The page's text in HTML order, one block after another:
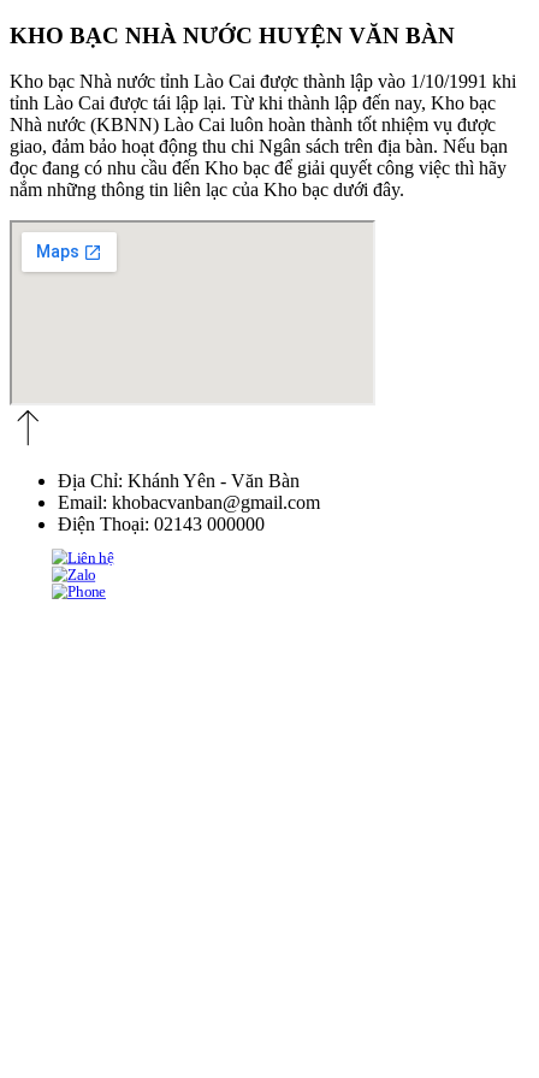
KHO BẠC NHÀ NƯỚC HUYỆN VĂN BÀN​
Kho bạc Nhà nước tỉnh Lào Cai được thành lập vào 1/10/1991 khi
tỉnh Lào Cai được tái lập lại. Từ khi thành lập đến nay, Kho bạc
Nhà nước (KBNN) Lào Cai luôn hoàn thành tốt nhiệm vụ được
giao, đảm bảo hoạt động thu chi Ngân sách trên địa bàn. Nếu bạn
đọc đang có nhu cầu đến Kho bạc để giải quyết công việc thì hãy
nắm những thông tin liên lạc của Kho bạc dưới đây.
Địa Chỉ: Khánh Yên - Văn Bàn
Email: khobacvanban@gmail.com
Điện Thoại: 02143 000000